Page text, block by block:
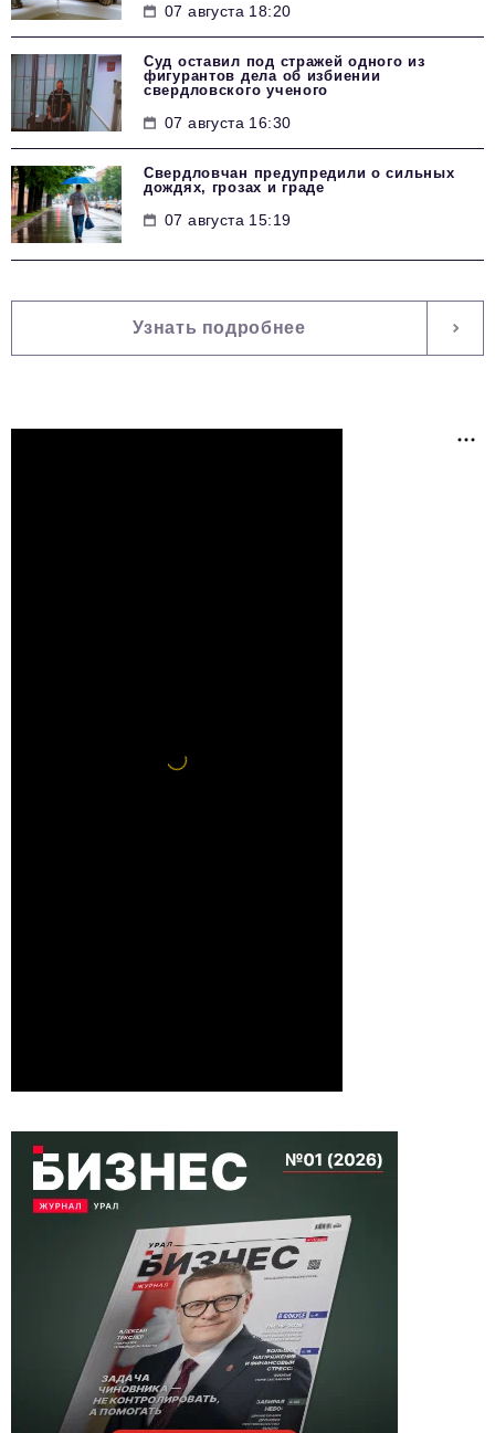
07 августа 18:20
Суд оставил под стражей одного из
фигурантов дела об избиении
свердловского ученого
07 августа 16:30
Свердловчан предупредили о сильных
дождях, грозах и граде
07 августа 15:19
Узнать подробнее